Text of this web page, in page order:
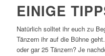
EINIGE
Natürlich solltet ihr euch zu
Tänzern ihr auf die Bühne
oder gar 25 Tänzern? Je